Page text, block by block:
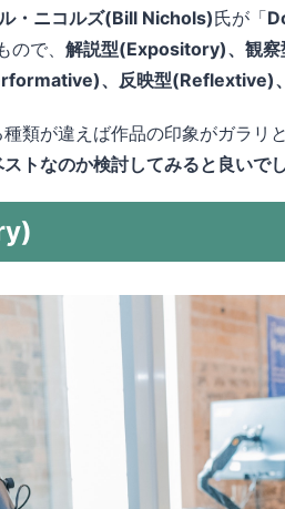
・ニコルズ(Bill Nichols)氏が「
ので、 解説型(Expository)、観
、反映型(Reflextive)
類が違えば作品の印象がガラリ
トなのか検討してみると良いでし